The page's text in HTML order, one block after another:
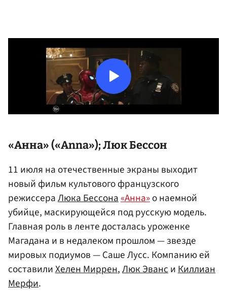
«Анна» («Anna»); Люк Бессон
11 июля на отечественные экраны выходит
новый фильм культового французского
режиссераЛюка Бессона«Анна»о наемной
убийце, маскирующейся под русскую модель.
Главная роль в ленте досталась уроженке
Магадана и в недалеком прошлом — звезде
мировых подиумов — Саше Лусс. Компанию ей
составилиХелен Миррен,Люк ЭвансиКиллиан
Мерфи.